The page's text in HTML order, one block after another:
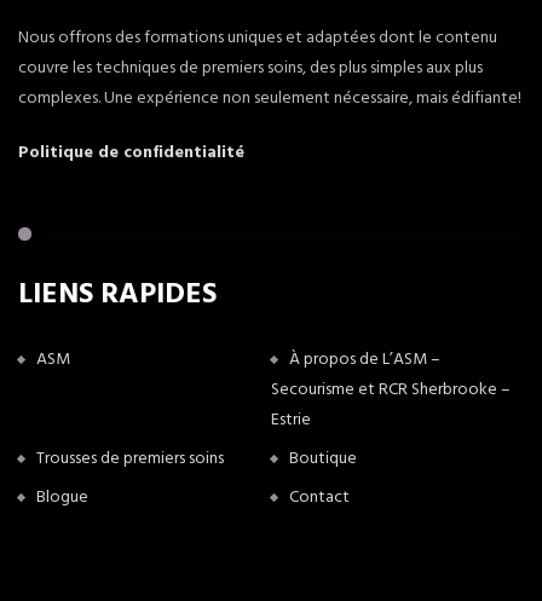
Nous offrons des formations uniques et adaptées dont le contenu
couvre les techniques de premiers soins, des plus simples aux plus
complexes. Une expérience non seulement nécessaire, mais édifiante!
Politique de confidentialité
LIENS RAPIDES
ASM
À propos de L’ASM –
Secourisme et RCR Sherbrooke –
Estrie
Trousses de premiers soins
Boutique
Blogue
Contact